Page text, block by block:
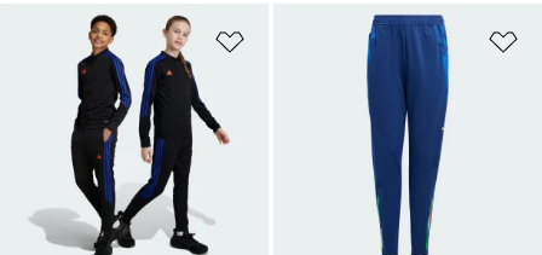
Dodaj do listy życzeń